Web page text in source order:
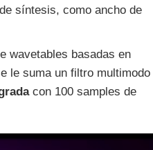
síntesis, como ancho de
wavetables basadas en
le suma un filtro multimodo
con 100 samples de